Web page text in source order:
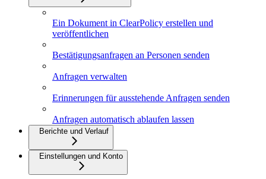
Ein Dokument in ClearPolicy erstellen und
veröffentlichen
Bestätigungsanfragen an Personen senden
Anfragen verwalten
Erinnerungen für ausstehende Anfragen senden
Anfragen automatisch ablaufen lassen
Berichte und Verlauf
Einstellungen und Konto